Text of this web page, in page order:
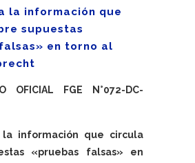
la información que
supuestas
en torno al
OFICIAL FGE N°072-DC-
la información que circula
«pruebas falsas» en